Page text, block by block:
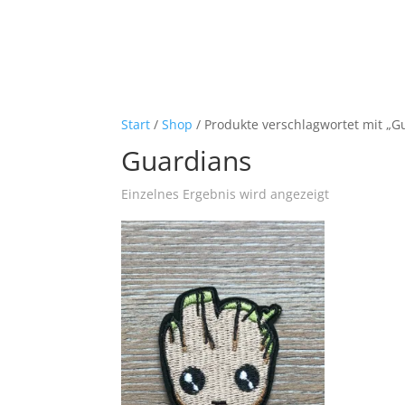
Start /Shop / Produkte verschlagwortet mit
Guardians
Einzelnes Ergebnis wird angezeigt